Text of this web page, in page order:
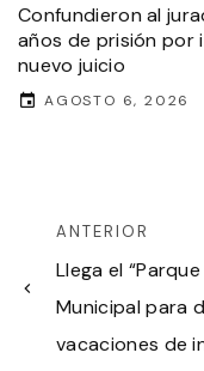
Confundieron al
años de prisión por
nuevo juicio
AGOSTO 6, 2026
ANTERIOR
Llega el
Municipal para
vacaciones de